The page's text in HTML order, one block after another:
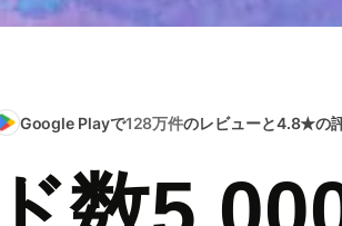
Google Playで128万件のレビューと4.8★の